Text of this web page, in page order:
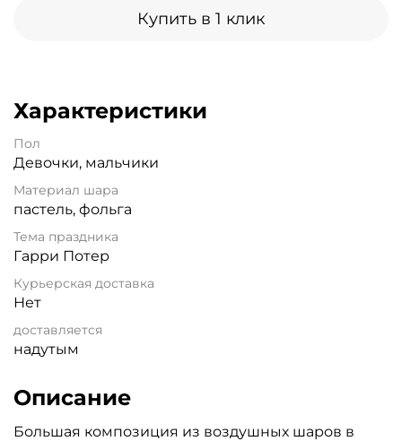
Купить в 1 клик
Характеристики
Пол
Девочки, мальчики
Материал шара
пастель, фольга
Тема праздника
Гарри Потер
Курьерская доставка
Нет
доставляется
надутым
Описание
Большая композиция из воздушных шаров в